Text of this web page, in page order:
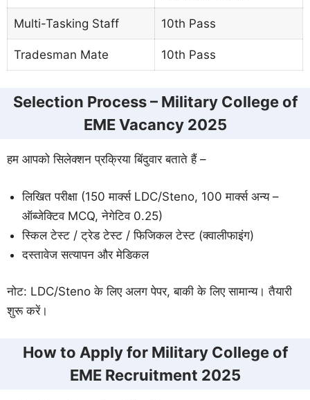
Multi-Tasking Staff 10th Pass
Tradesman Mate 10th Pass
Selection Process – Military College of
EME Vacancy 2025
हम आपको सिलेक्शन प्रक्रिया बिंदुवार बताते हैं –
लिखित परीक्षा (150 मार्क्स LDC/Steno, 100 मार्क्स अन्य –
ऑब्जेक्टिव MCQ, नेगेटिव 0.25)
स्किल टेस्ट / ट्रेड टेस्ट / फिजिकल टेस्ट (क्वालीफाइंग)
दस्तावेज सत्यापन और मेडिकल
नोट: LDC/Steno के लिए अलग पेपर, बाकी के लिए सामान्य। तैयारी
शुरू करें।
How to Apply for Military College of
EME Recruitment 2025